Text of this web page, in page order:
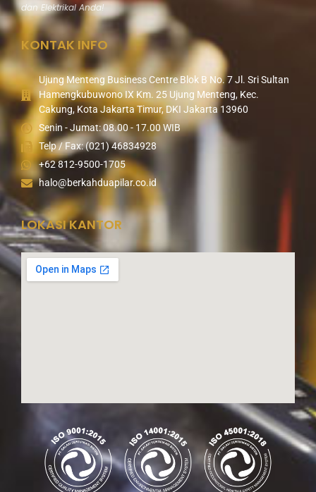
dan Elektrikal Anda!
KONTAK INFO
Ujung Menteng Business Centre Blok B No. 7 Jl. Sri Sultan
Hamengkubuwono IX Km. 25 Ujung Menteng, Kec.
Cakung, Kota Jakarta Timur, DKI Jakarta 13960
Senin - Jumat: 08.00 - 17.00 WIB
Telp / Fax: (021) 46834928
+62 812-9500-1705
halo@berkahduapilar.co.id
LOKASI KANTOR